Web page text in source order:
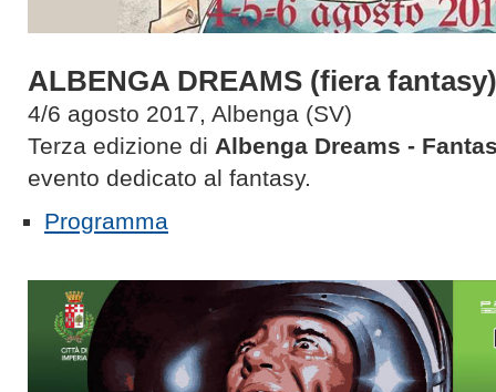
ALBENGA DREAMS (fiera fantasy)
4/6 agosto 2017, Albenga (SV)
Terza edizione di Albenga Dreams -
evento dedicato al fantasy.
Programma